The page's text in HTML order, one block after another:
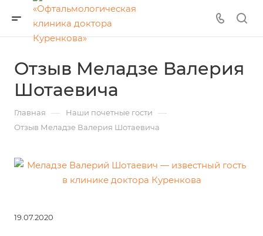
Отзыв Меладзе Валерия
Шотаевича
Главная — Наши почетные гости —
Отзыв Меладзе Валерия Шотаевича
19.07.2020